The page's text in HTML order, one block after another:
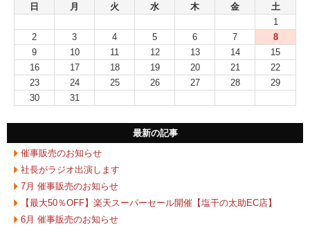
日
月 火 水 木 金
土
1
2
3 4 5 6 7
8
9
10 11 12 13 14
15
16
17 18 19 20 21
22
23
24 25 26 27 28
29
30
31
最新の記事
催事販売のお知らせ
社長がラジオ出演します
7月 催事販売のお知らせ
【最大50％OFF】楽天スーパーセール開催【塩干の太助EC店】
6月 催事販売のお知らせ